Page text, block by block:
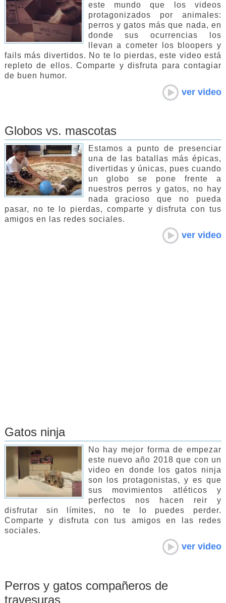
este mundo que los videos
protagonizados por animales:
perros y gatos más que nada, en
donde sus ocurrencias los
llevan a cometer los bloopers y
fails más divertidos. No te lo pierdas, este video está
repleto de ellos. Comparte y disfruta para contagiar
de buen humor.
ver video
Globos vs. mascotas
Estamos a punto de presenciar
una de las batallas más épicas,
divertidas y únicas, pues cuando
un globo se pone frente a
nuestros perros y gatos, no hay
nada gracioso que no pueda
pasar, no te lo pierdas, comparte y disfruta con tus
amigos en las redes sociales.
ver video
Gatos ninja
No hay mejor forma de empezar
este nuevo año 2018 que con un
video en donde los gatos ninja
son los protagonistas, y es que
sus movimientos atléticos y
perfectos nos hacen reir y
disfrutar sin límites, no te lo puedes perder.
Comparte y disfruta con tus amigos en las redes
sociales.
ver video
Perros y gatos compañeros de
travesuras